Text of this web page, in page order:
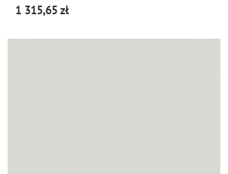
1 315,65 zł